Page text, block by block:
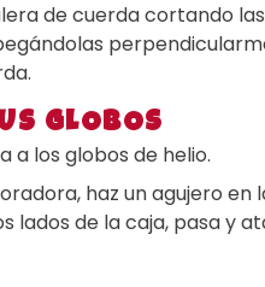
de cuerda cortando
GLOBOS
a los globos de helio.
haz un agujero en
lados de la caja, pasa y